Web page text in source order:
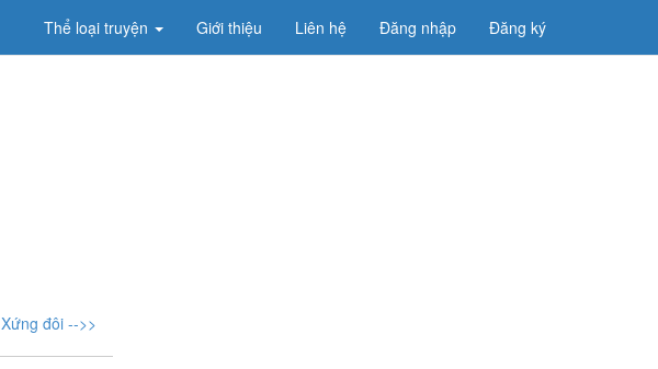
Thể loại truyện Giới thiệu Liên hệ Đăng nhập Đăng ký
Xứng đôi -->>